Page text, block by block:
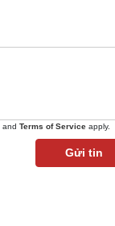
and Terms of Service apply.
Gửi tin